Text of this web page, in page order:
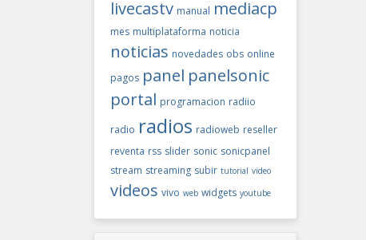
livecastv manual mediacp
mes multiplataforma noticia
noticias novedades obs online
pagos panel panelsonic
portal programacion radiio
radio radios radioweb reseller
reventa rss slider sonic sonicpanel
stream streaming subir tutorial video
videos vivo web widgets youtube